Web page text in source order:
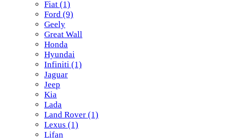
Fiat (1)
Ford (9)
Geely
Great Wall
Honda
Hyundai
Infiniti (1)
Jaguar
Jeep
Kia
Lada
Land Rover (1)
Lexus (1)
Lifan